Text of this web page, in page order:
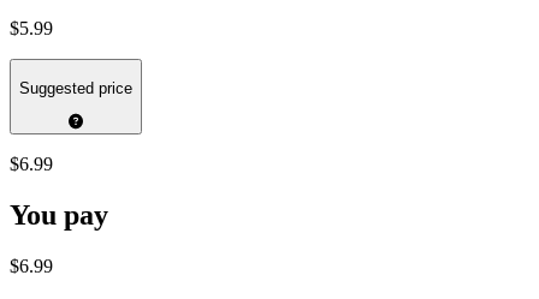
$5.99
Suggested price
$6.99
You pay
$6.99